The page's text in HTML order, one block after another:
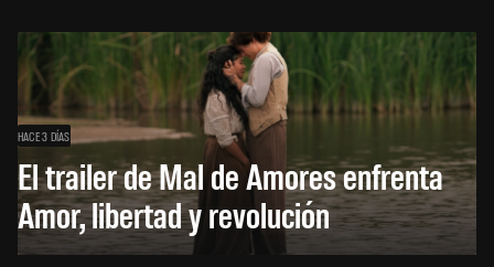
HACE 3 DÍAS
El trailer de Mal de Amores enfrenta
Amor, libertad y revolución